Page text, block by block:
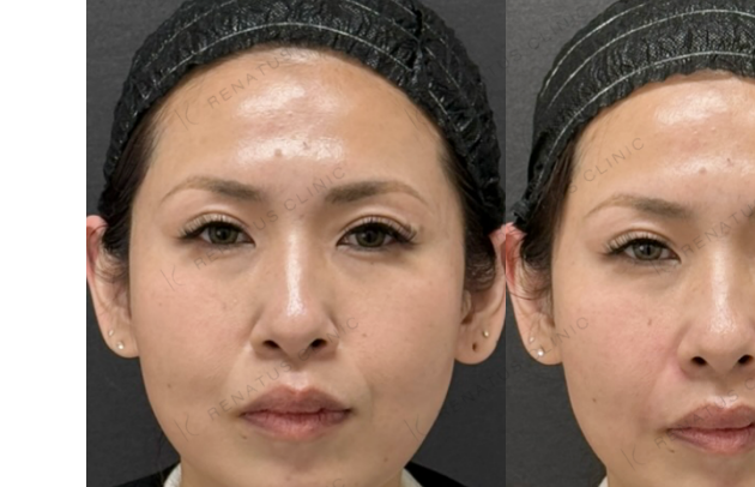
クリニック一覧
医師一覧
看護師一覧
新着情報
辻橋 勇祐
阿部 竜介
ボラックス
ボリューマ
ボリフト
ボルベラ
ボライト
レナトゥスヒアルロン酸
ダイヤモンドフィール/ピ
ネハ
スネコス